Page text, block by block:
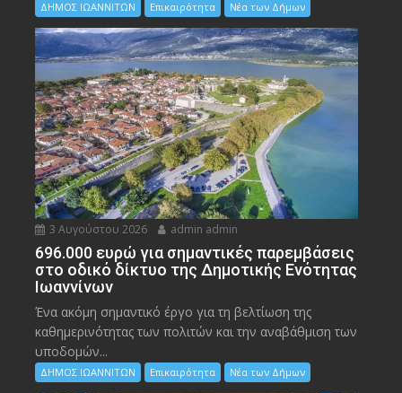
ΔΗΜΟΣ ΙΩΑΝΝΙΤΩΝ Επικαιρότητα Νέα των Δήμων
3 Αυγούστου 2026 admin admin
696.000 ευρώ για σημαντικές παρεμβάσεις
στο οδικό δίκτυο της Δημοτικής Ενότητας
Ιωαννίνων
Ένα ακόμη σημαντικό έργο για τη βελτίωση της
καθημερινότητας των πολιτών και την αναβάθμιση των
υποδομών...
ΔΗΜΟΣ ΙΩΑΝΝΙΤΩΝ Επικαιρότητα Νέα των Δήμων